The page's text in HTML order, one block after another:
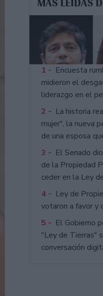
MÁS LEÍDAS
1 - Encuesta
midieron el
liderazgo en el
2 - La historia
mujer", la nueva
de una esposa
3 - El Senado
de la Propiedad
ceder en la Ley
4 - Ley de
votaron a favor y
5 - El Gobierno
"Ley de Tierras"
conversación